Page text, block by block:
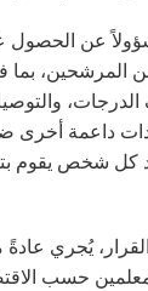
المرشحين، بما
الدرجات،
داعمة أخرى
كل شخص يقوم
حسب